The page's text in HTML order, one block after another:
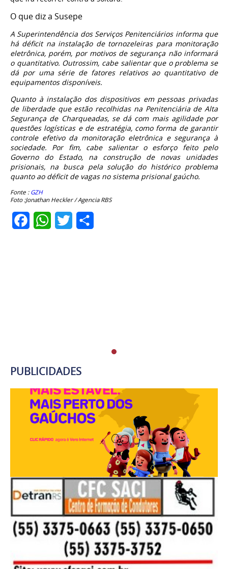
O que diz a Susepe
A Superintendência dos Serviços Penitenciários informa que
há déficit na instalação de tornozeleiras para monitoração
eletrônica, porém, por motivos de segurança não informará
o quantitativo. Outrossim, cabe salientar que o problema se
dá por uma série de fatores relativos ao quantitativo de
equipamentos disponíveis.
Quanto à instalação dos dispositivos em pessoas privadas
de liberdade que estão recolhidas na Penitenciária de Alta
Segurança de Charqueadas, se dá com mais agilidade por
questões logísticas e de estratégia, como forma de garantir
controle efetivo da monitoração eletrônica e segurança à
sociedade. Por fim, cabe salientar o esforço feito pelo
Governo do Estado, na construção de novas unidades
prisionais, na busca pela solução do histórico problema
quanto ao déficit de vagas no sistema prisional gaúcho.
Fonte :GZH
Foto :Jonathan Heckler / Agencia RBS
FacebookWhatsApp
Twitter
PUBLICIDADES